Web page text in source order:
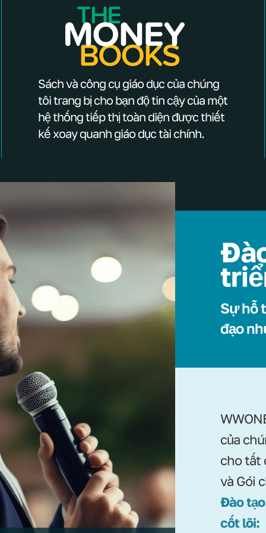
Sách và công cụ giáo dục của chúng
tôi trang bị cho bạn độ tin cậy của một
hệ thống tiếp thị toàn diện được thiết
kế xoay quanh giáo dục tài chính.
Sự hỗ
đạo
của
cho tất
và Gói
Đào
cốt lõi: